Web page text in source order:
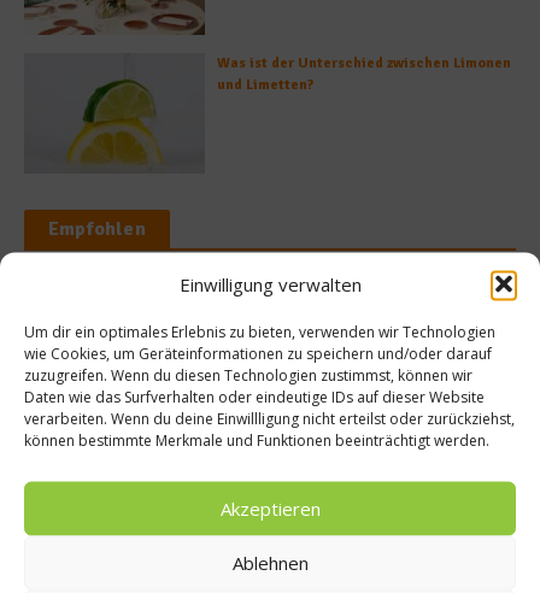
Einwilligung verwalten
Um dir ein optimales Erlebnis zu bieten, verwenden wir Technologien
wie Cookies, um Geräteinformationen zu speichern und/oder darauf
zuzugreifen. Wenn du diesen Technologien zustimmst, können wir
Daten wie das Surfverhalten oder eindeutige IDs auf dieser Website
verarbeiten. Wenn du deine Einwillligung nicht erteilst oder zurückziehst,
können bestimmte Merkmale und Funktionen beeinträchtigt werden.
Akzeptieren
Ablehnen
Was ist der Unterschied zwischen Limonen
und Limetten?
Empfohlen
gegen
2011
News
Deutschen
Vorschläge